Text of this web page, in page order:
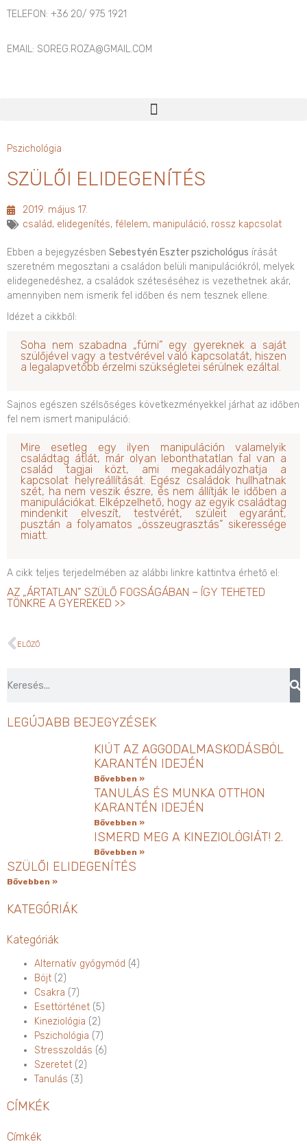
TELEFON: +36 20/ 975 1921
EMAIL: SOREG.ROZA@GMAIL.COM
Pszichológia
SZÜLŐI ELIDEGENÍTÉS
2019. május 17.
család, elidegenítés, félelem, manipuláció, rossz kapcsolat
Ebben a bejegyzésben Sebestyén Eszter pszichológus írását
szeretném megosztani a családon belüli manipulációkról, melyek
elidegenedéshez, a családok széteséséhez is vezethetnek akár,
amennyiben nem ismerik fel időben és nem tesznek ellene.
Idézet a cikkből:
Soha nem szabadna „fúrni” egy gyereknek a saját
szülőjével vagy a testvérével való kapcsolatát, hiszen
a legalapvetőbb érzelmi szükségletei sérülnek ezáltal.
Sajnos egészen szélsőséges következményekkel járhat az időben
fel nem ismert manipuláció:
Mire esetleg egy ilyen manipuláción valamelyik
családtag átlát, már olyan lebonthatatlan fal van a
család tagjai közt, ami megakadályozhatja a
kapcsolat helyreállítását. Egész családok hullhatnak
szét, ha nem veszik észre, és nem állítják le időben a
manipulációkat. Elképzelhető, hogy az egyik családtag
mindenkit elveszít, testvérét, szüleit egyaránt,
pusztán a folyamatos „összeugrasztás” sikeressége
miatt.
A cikk teljes terjedelmében az alábbi linkre kattintva érhető el:
AZ „ÁRTATLAN” SZÜLŐ FOGSÁGÁBAN – ÍGY TEHETED
TÖNKRE A GYEREKED >>
ELŐZŐ
LEGÚJABB BEJEGYZÉSEK
KIÚT AZ AGGODALMASKODÁSBÓL
KARANTÉN IDEJÉN
Bővebben »
TANULÁS ÉS MUNKA OTTHON
KARANTÉN IDEJÉN
Bővebben »
ISMERD MEG A KINEZIOLÓGIÁT! 2.
Bővebben »
SZÜLŐI ELIDEGENÍTÉS
Bővebben »
KATEGÓRIÁK
Kategóriák
Alternatív gyógymód (4)
Böjt (2)
Csakra (7)
Esettörténet (5)
Kineziológia (2)
Pszichológia (7)
Stresszoldás (6)
Szeretet (2)
Tanulás (3)
CÍMKÉK
Címkék